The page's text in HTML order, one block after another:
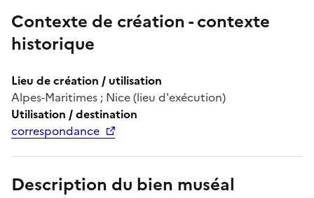
Contexte de création - contexte
historique
Lieu de création / utilisation
Alpes-Maritimes ; Nice (lieu d'exécution)
Utilisation / destination
correspondance
Description du bien muséal